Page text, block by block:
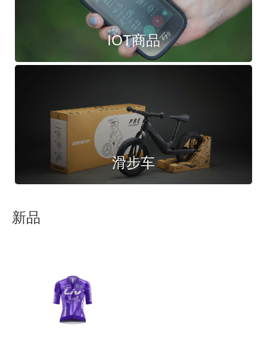
IOT商品
滑步车
新品